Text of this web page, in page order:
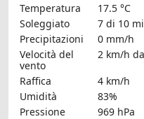
Temperatura
17.5 °C
Soleggiato
7 di 10
Precipitazioni
0 mm/h
Velocità del
vento
2 km/h
Raffica
4 km/h
Umidità
83%
Pressione
969 hPa